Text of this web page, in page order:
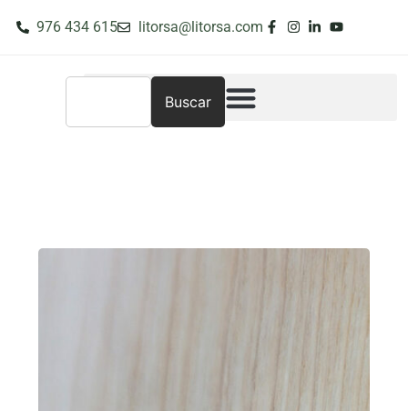
976 434 615 litorsa@litorsa.com
Buscar